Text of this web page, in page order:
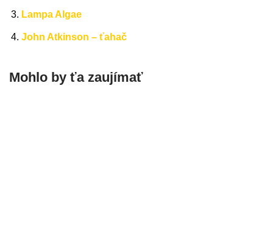
Lampa Algae
John Atkinson – ťahač
Mohlo by ťa zaujímať